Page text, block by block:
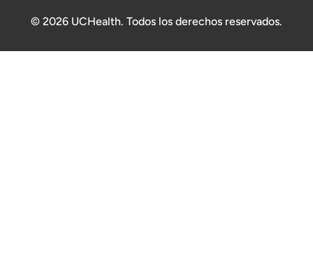
© 2026 UCHealth. Todos los derechos reservados.